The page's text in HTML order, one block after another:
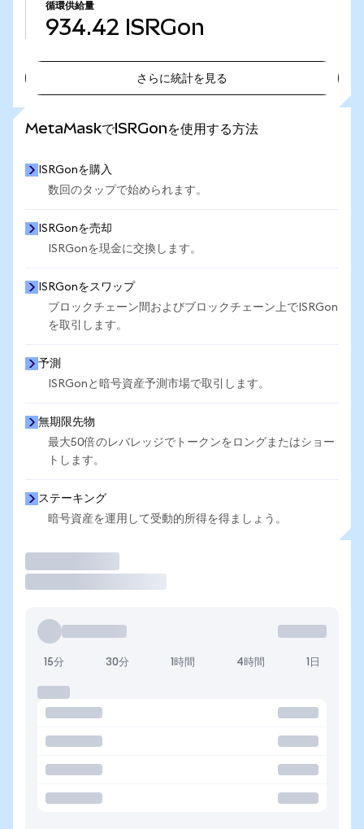
循環供給量
934.42 ISRGon
さらに統計を見る
MetaMaskでISRGonを使用する方法
ISRGonを購入
数回のタップで始められます。
ISRGonを売却
ISRGonを現金に交換します。
ISRGonをスワップ
ブロックチェーン間およびブロックチェーン上でISRGon
を取引します。
予測
ISRGonと暗号資産予測市場で取引します。
無期限先物
最大50倍のレバレッジでトークンをロングまたはショー
トします。
ステーキング
暗号資産を運用して受動的所得を得ましょう。
15分 30分 1時間 4時間 1日